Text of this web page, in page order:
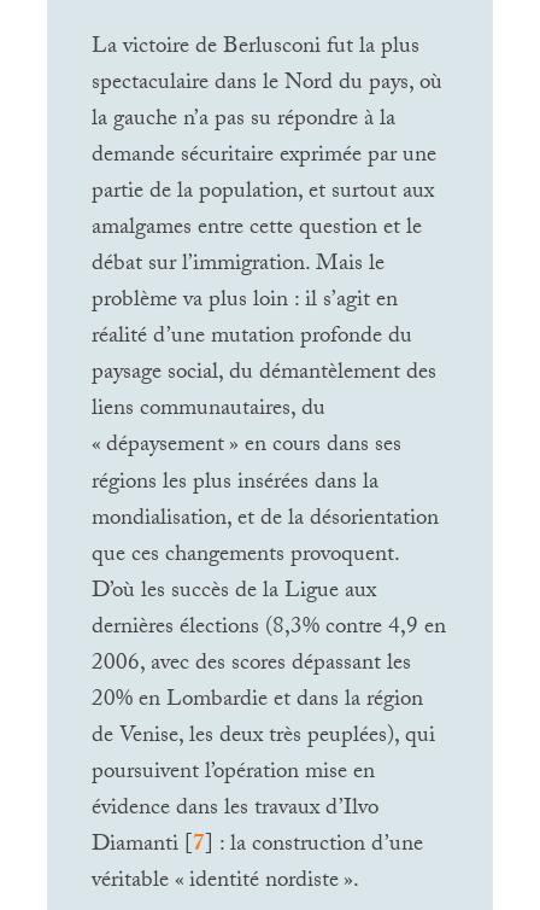
La victoire de Berlusconi fut la plus
spectaculaire dans le Nord du pays, où
la gauche n’a pas su répondre à la
demande sécuritaire exprimée par une
partie de la population, et surtout aux
amalgames entre cette question et le
débat sur l’immigration. Mais le
problème va plus loin : il s’agit en
réalité d’une mutation profonde du
paysage social, du démantèlement des
liens communautaires, du
«dépaysement» en cours dans ses
régions les plus insérées dans la
mondialisation, et de la désorientation
que ces changements provoquent.
D’où les succès de la Ligue aux
dernières élections (8,3% contre 4,9 en
2006, avec des scores dépassant les
20% en Lombardie et dans la région
de Venise, les deux très peuplées), qui
poursuivent l’opération mise en
évidence dans les travaux d’Ilvo
Diamanti[7] : la construction d’une
véritable «identité nordiste».